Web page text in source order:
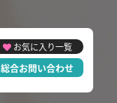
お気に入り一覧
総合お問い合わせ